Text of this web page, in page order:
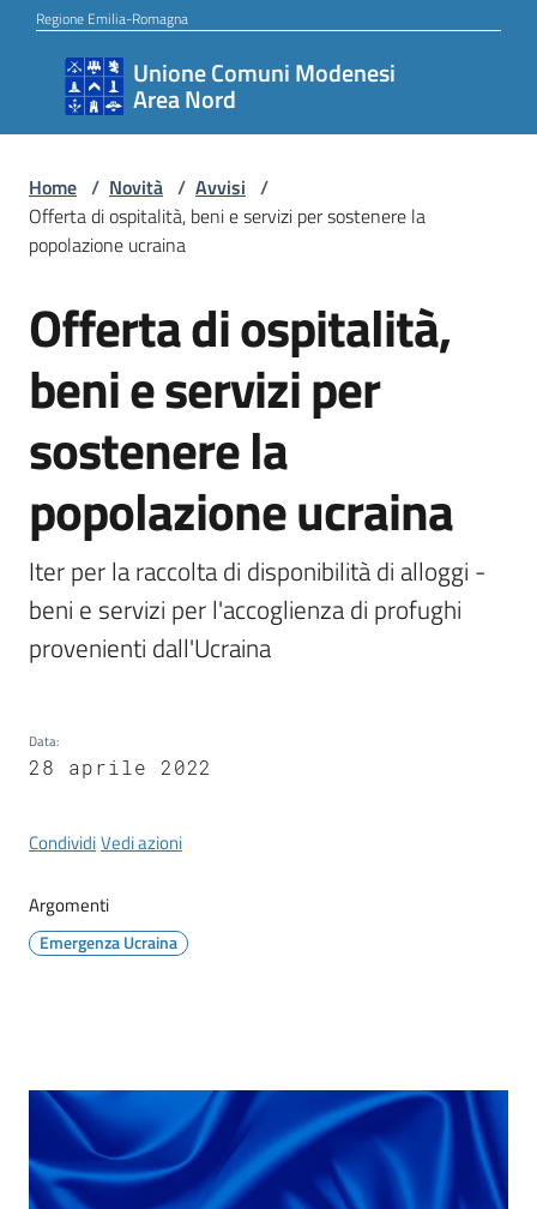
Vai al contenuto
Vai alla navigazione
Vai al footer
Regione Emilia-Romagna
Unione Comuni Modenesi
Area Nord
Unione
Comuni
Area
Nord
Amministrazione
Servizi
Documenti
e
Scopri
territorio
Tutti
gli
argomenti...
Home / Novità / Avvisi /
Offerta di ospitalità, beni e servizi per sostenere la
popolazione ucraina
Salta al contenuto
Offerta di ospitalità,
beni e servizi per
sostenere la
popolazione ucraina
Iter per la raccolta di disponibilità di alloggi -
beni e servizi per l'accoglienza di profughi
provenienti dall'Ucraina
Data:
28 aprile 2022
CondividiVedi azioni
Argomenti
Emergenza Ucraina